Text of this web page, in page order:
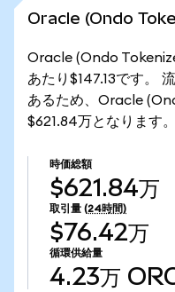
Oracle (Ondo
Oracle (Ondo
あたり$147.13です。
あるため、Oracle
$621.84万となります。
時価総額
$621.84万
取引量 (24時間)
$76.42万
循環供給量
4.23万